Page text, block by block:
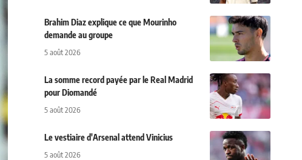
Brahim Diaz explique ce que Mourinho
demande au groupe
5 août 2026
La somme record payée par le Real Madrid
pour Diomandé
5 août 2026
Le vestiaire d'Arsenal attend Vinicius
5 août 2026